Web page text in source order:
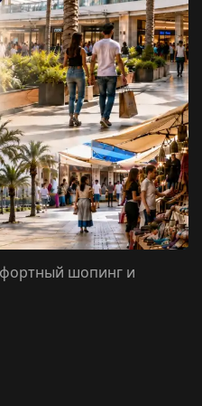
шопинг и